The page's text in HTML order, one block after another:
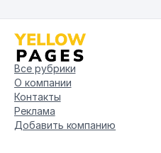
Все рубрики
О компании
Контакты
Реклама
Добавить компанию